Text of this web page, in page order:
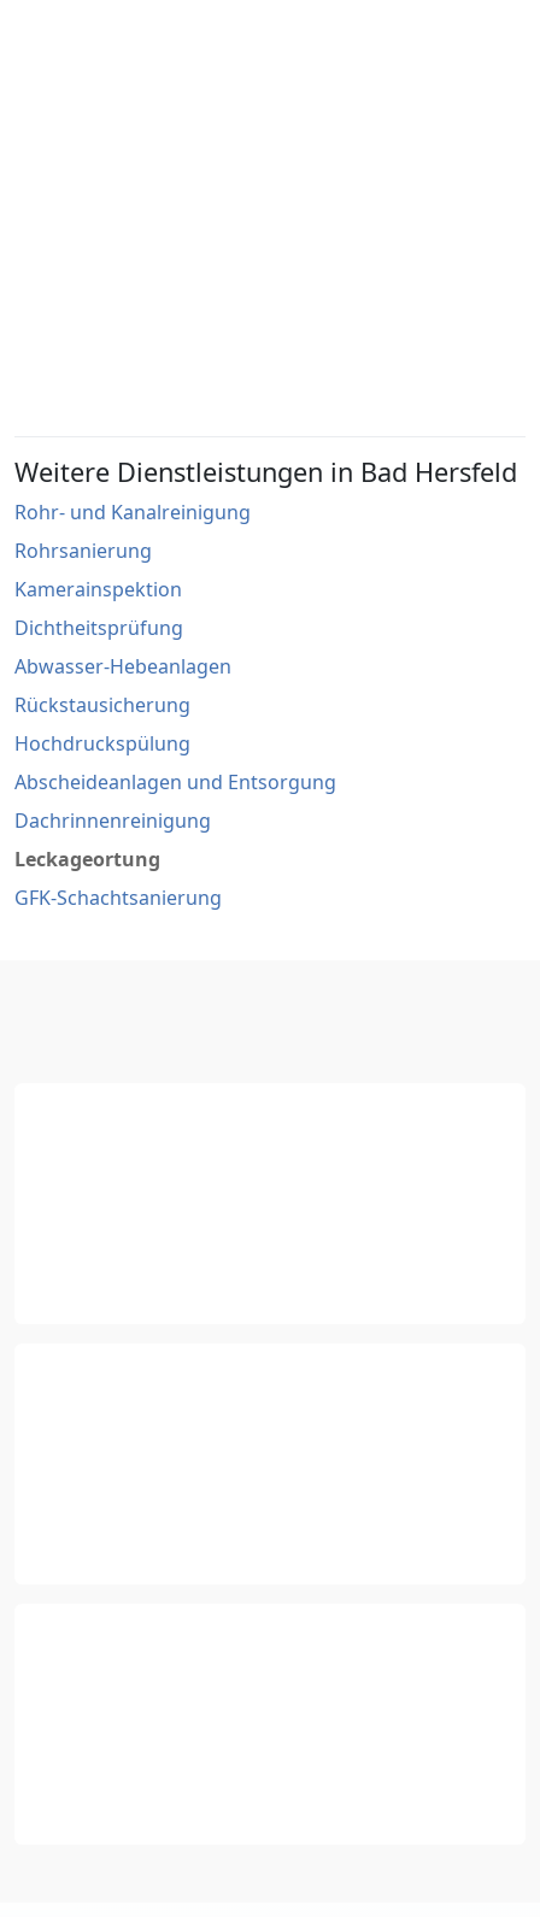
Weitere Dienstleistungen in Bad Hersfeld
Rohr- und Kanalreinigung
Rohrsanierung
Kamerainspektion
Dichtheitsprüfung
Abwasser-Hebeanlagen
Rückstausicherung
Hochdruckspülung
Abscheideanlagen und Entsorgung
Dachrinnenreinigung
Leckageortung
GFK-Schachtsanierung